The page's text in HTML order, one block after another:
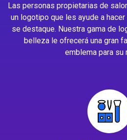
Las personas propietarias de
un logotipo que les ayude a
se destaque. Nuestra gama de
belleza le ofrecerá una gran
emblema para su